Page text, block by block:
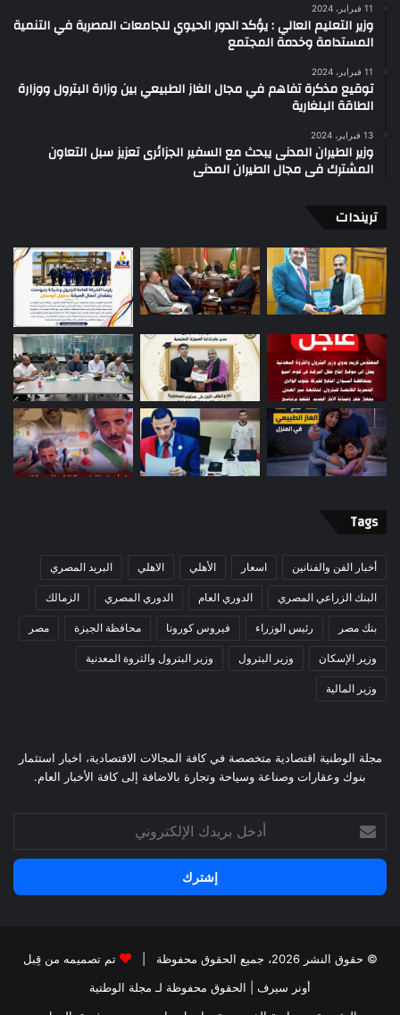
11 فبراير، 2024
وزير التعليم العالي : يؤكد الدور الحيوي للجامعات المصرية في التنمية
المستدامة وخدمة المجتمع
11 فبراير، 2024
توقيع مذكرة تفاهم في مجال الغاز الطبيعي بين وزارة البترول ووزارة
الطاقة البلغارية
13 فبراير، 2024
وزير الطيران المدنى يبحث مع السفير الجزائرى تعزيز سبل التعاون
المشترك فى مجال الطيران المدنى
تريندات
Tags
أخبار الفن والفنانين اسعار الأهلي الاهلي البريد المصري
البنك الزراعي المصري الدوري العام الدوري المصري الزمالك
بنك مصر رئيس الوزراء فيروس كورونا محافظة الجيزة مصر
وزير الإسكان وزير البترول وزير البترول والثروة المعدنية
وزير المالية
مجلة الوطنية اقتصادية متخصصة في كافة المجالات الاقتصادية، اخبار استثمار
بنوك وعقارات وصناعة وسياحة وتجارة بالاضافة إلى كافة الأخبار العام.
بريدك
الإلكتروني
© حقوق النشر 2026، جميع الحقوق محفوظة |
تم تصميمه من قِبل
أونر سيرف | الحقوق محفوظة لـ مجلة الوطتية